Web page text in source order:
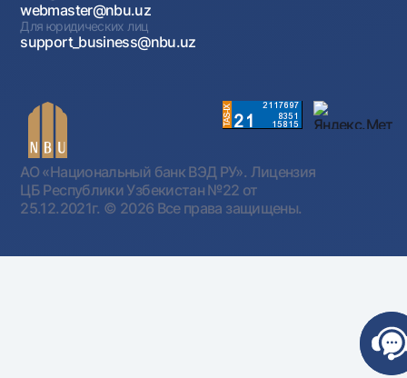
webmaster@nbu.uz
Для юридических лиц
support_business@nbu.uz
АО «Национальный банк ВЭД РУ». Лицензия
ЦБ Республики Узбекистан №22 от
25.12.2021г. © 2026 Все права защищены.